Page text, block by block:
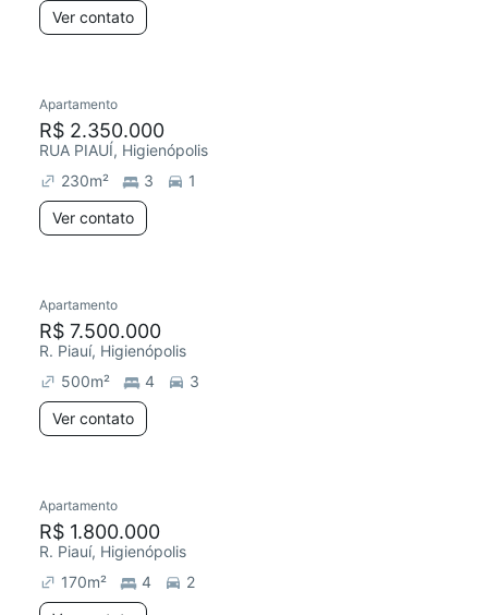
Ver contato
Apartamento
R$ 2.350.000
RUA PIAUÍ, Higienópolis
230m² 3
1
Ver contato
Apartamento
R$ 7.500.000
R. Piauí, Higienópolis
500m² 4
3
Ver contato
Apartamento
R$ 1.800.000
R. Piauí, Higienópolis
170m² 4
2